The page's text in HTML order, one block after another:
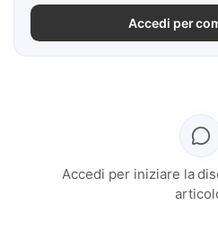
Accedi per
Accedi per iniziare la